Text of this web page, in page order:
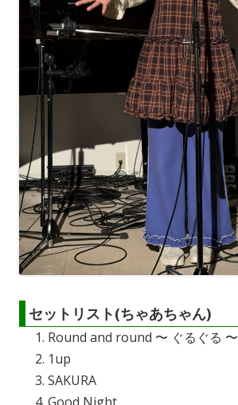
セットリスト(ちゃあちゃん)
Round and round 〜 ぐるぐる 〜
1up
SAKURA